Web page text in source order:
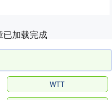
已加载完成
WTT